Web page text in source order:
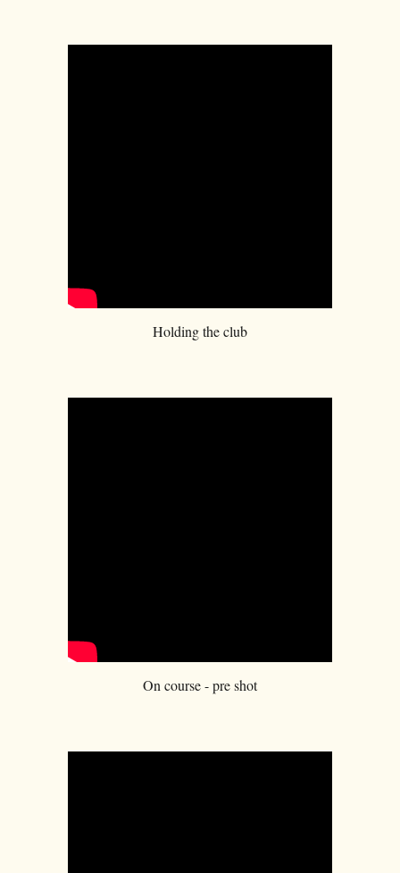
Holding the club
On course - pre shot